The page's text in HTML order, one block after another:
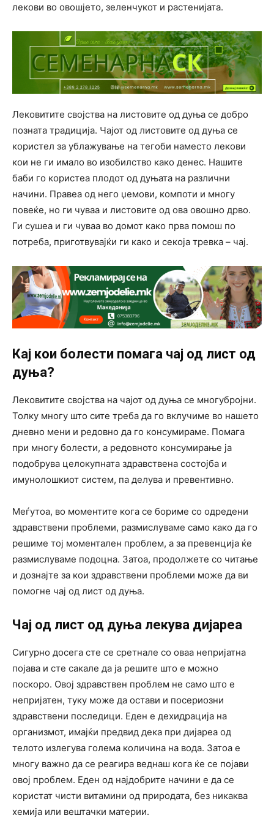
лекови во овошјето, зеленчукот и растенијата.
Лековитите својства на листовите од дуња се добро
позната традиција. Чајот од листовите од дуња се
користел за ублажување на тегоби наместо лекови
кои не ги имало во изобилство како денес. Нашите
баби го користеа плодот од дуњата на различни
начини. Правеа од него џемови, компоти и многу
повеќе, но ги чуваа и листовите од ова овошно дрво.
Ги сушеа и ги чуваа во домот како прва помош по
потреба, приготвувајќи ги како и секоја тревка – чај.
Кај кои болести помага чај од лист од
дуња?
Лековитите својства на чајот од дуња се многубројни.
Толку многу што сите треба да го вклучиме во нашето
дневно мени и редовно да го консумираме. Помага
при многу болести, а редовното консумирање ја
подобрува целокупната здравствена состојба и
имунолошкиот систем, па делува и превентивно.
Меѓутоа, во моментите кога се бориме со одредени
здравствени проблеми, размислуваме само како да го
решиме тој моментален проблем, а за превенција ќе
размислуваме подоцна. Затоа, продолжете со читање
и дознајте за кои здравствени проблеми може да ви
помогне чај од лист од дуња.
Чај од лист од дуња лекува дијареа
Сигурно досега сте се сретнале со оваа непријатна
појава и сте сакале да ја решите што е можно
поскоро. Овој здравствен проблем не само што е
непријатен, туку може да остави и посериозни
здравствени последици. Еден е дехидрација на
организмот, имајќи предвид дека при дијареа од
телото излегува голема количина на вода. Затоа е
многу важно да се реагира веднаш кога ќе се појави
овој проблем. Еден од најдобрите начини е да се
користат чисти витамини од природата, без никаква
хемија или вештачки материи.